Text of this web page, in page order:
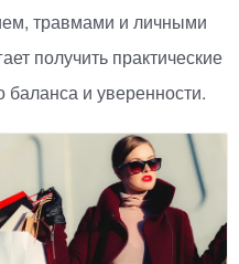
травмами и личными
получить практические
баланса и уверенности.